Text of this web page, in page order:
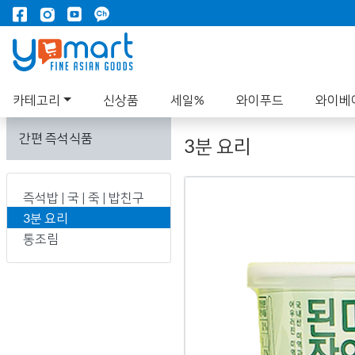
카테고리 신상품 세일% 와이푸드 와이베
간편 즉석식품
즉석밥 | 국 | 죽 | 밥친구
3분 요리
통조림
3분 요리